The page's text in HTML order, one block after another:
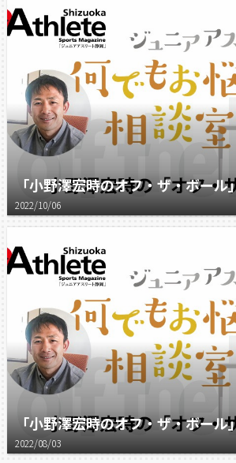
2022/10/06
2022/08/03